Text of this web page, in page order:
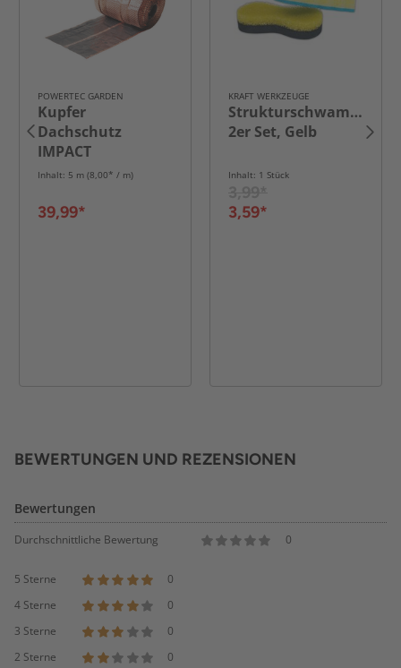
POWERTEC GARDEN
Kupfer
Dachschutz
IMPACT
Inhalt: 5 m (8,00* / m)
39,99*
KRAFT WERKZEUGE
Strukturschwamm,
2er Set, Gelb
Inhalt: 1 Stück
3,59*
BEWERTUNGEN UND REZENSIONEN
Bewertungen
Durchschnittliche Bewertung 0
5 Sterne
0
4 Sterne
0
3 Sterne
0
2 Sterne
0